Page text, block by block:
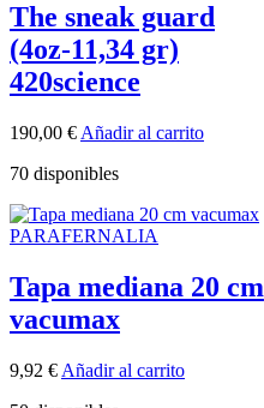
The sneak guard
(4oz-11,34 gr)
420science
190,00 € Añadir al carrito
70 disponibles
PARAFERNALIA
Tapa mediana 20 cm
vacumax
9,92 € Añadir al carrito